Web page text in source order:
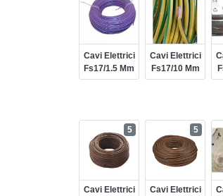
Cavi Elettrici
Fs17/1.5 Mm
Cavi Elettrici
Fs17/10 Mm
Cavi Elettrici
5
Cavi Elettrici
5